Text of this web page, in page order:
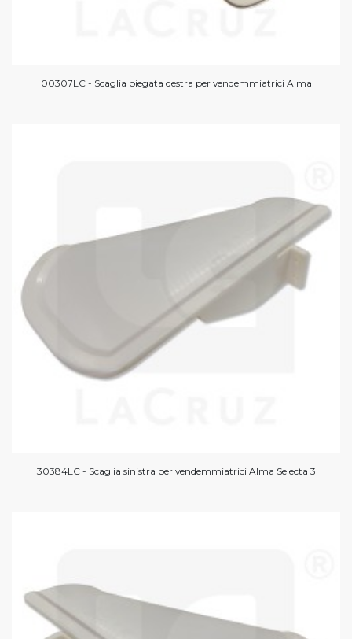
00307LC - Scaglia piegata destra per vendemmiatrici Alma
30384LC - Scaglia sinistra per vendemmiatrici Alma Selecta 3